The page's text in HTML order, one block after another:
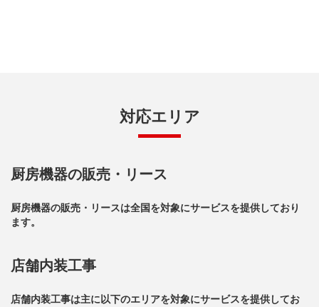
対応エリア
厨房機器の販売・リース
厨房機器の販売・リースは全国を対象にサービスを提供しており
ます。
店舗内装工事
店舗内装工事は主に以下のエリアを対象にサービスを提供してお